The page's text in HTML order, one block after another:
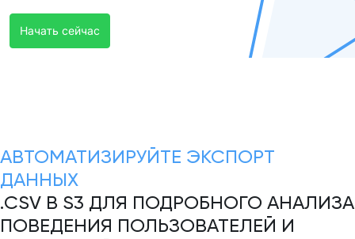
Начать сейчас
АВТОМАТИЗИРУЙТЕ ЭКСПОРТ
ДАННЫХ
.CSV В S3 ДЛЯ ПОДРОБНОГО АНАЛИЗА
ПОВЕДЕНИЯ ПОЛЬЗОВАТЕЛЕЙ И